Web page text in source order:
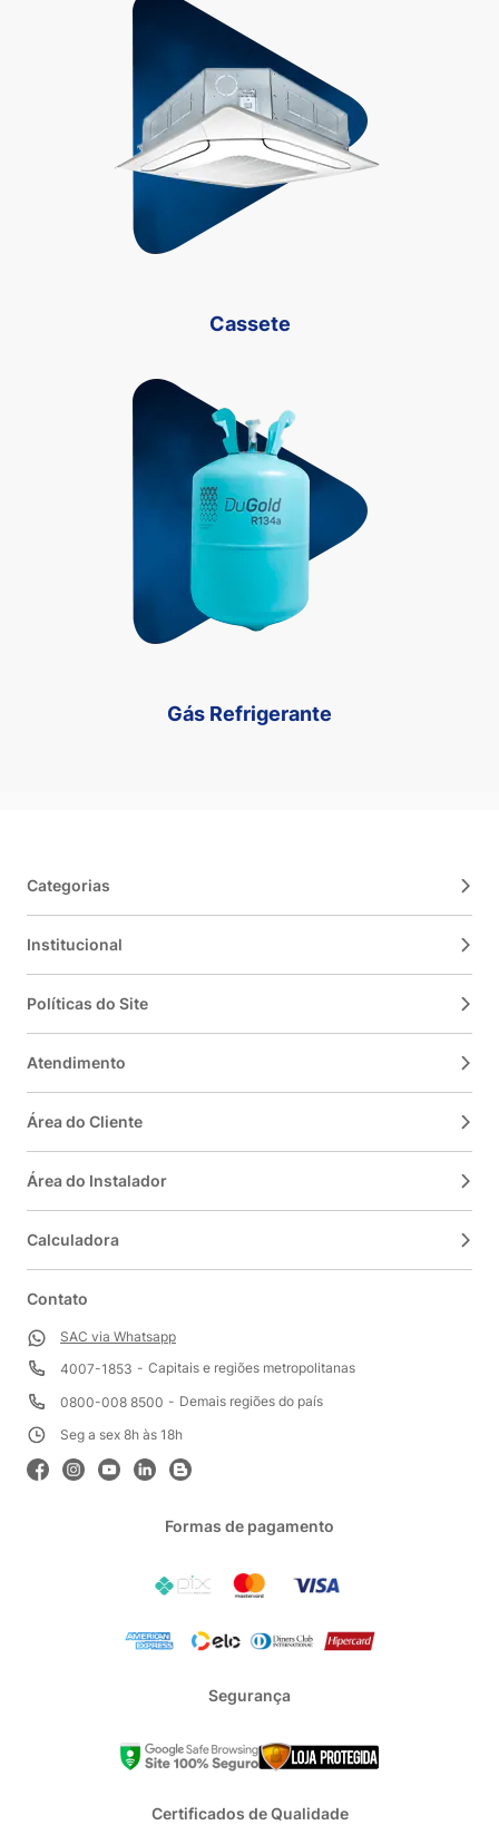
Cassete
Gás Refrigerante
Categorias
Institucional
Políticas do Site
Atendimento
Área do Cliente
Área do Instalador
Calculadora
Contato
SAC via Whatsapp
4007-1853
Capitais e regiões metropolitanas
0800-008 8500
Demais regiões do país
Seg a sex 8h às 18h
Formas de pagamento
Segurança
Certificados de Qualidade